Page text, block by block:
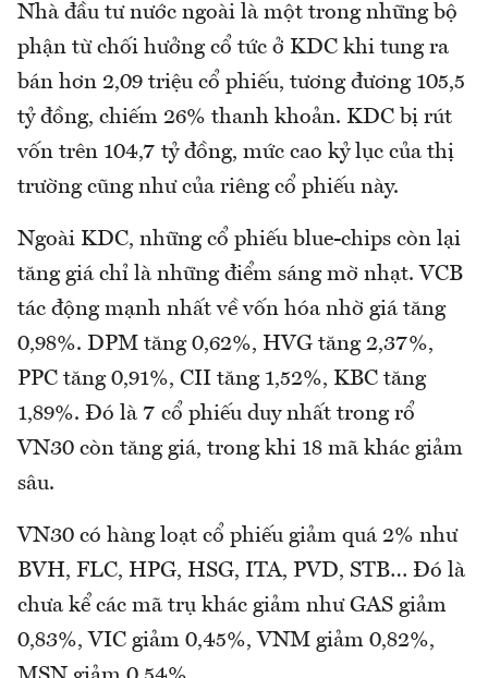
Nhà đầu tư nước ngoài là một trong những bộ
phận từ chối hưởng cổ tức ở KDC khi tung ra
bán hơn 2,09 triệu cổ phiếu, tương đương 105,5
tỷ đồng, chiếm 26% thanh khoản. KDC bị rút
vốn trên 104,7 tỷ đồng, mức cao kỷ lục của thị
trường cũng như của riêng cổ phiếu này.
Ngoài KDC, những cổ phiếu blue-chips còn lại
tăng giá chỉ là những điểm sáng mờ nhạt. VCB
tác động mạnh nhất về vốn hóa nhờ giá tăng
0,98%. DPM tăng 0,62%, HVG tăng 2,37%,
PPC tăng 0,91%, CII tăng 1,52%, KBC tăng
1,89%. Đó là 7 cổ phiếu duy nhất trong rổ
VN30 còn tăng giá, trong khi 18 mã khác giảm
sâu.
VN30 có hàng loạt cổ phiếu giảm quá 2% như
BVH, FLC, HPG, HSG, ITA, PVD, STB… Đó là
chưa kể các mã trụ khác giảm như GAS giảm
0,83%, VIC giảm 0,45%, VNM giảm 0,82%,